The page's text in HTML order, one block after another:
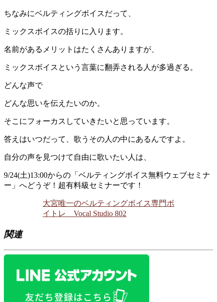
ちなみにベルティングボイスだって、
ミックスボイスの括りに入ります。
名前があるメリットはたくさんありますが、
ミックスボイスという言葉に翻弄される人が多過ぎる。
どんな声で
どんな思いを伝えたいのか。
そこにフォーカスしていきたいと思っています。
答えはいつだって、歌うその人の中にあるんですよ。
自分の声を見つけて自由に歌いたい人は、
9/24(土)13:00からの「ベルティングボイス無料ウェブセミナ
ー」へどうぞ！超有料級セミナーです！
大宮唯一のベルティングボイス専門ボ
イトレ Vocal Studio 802
関連